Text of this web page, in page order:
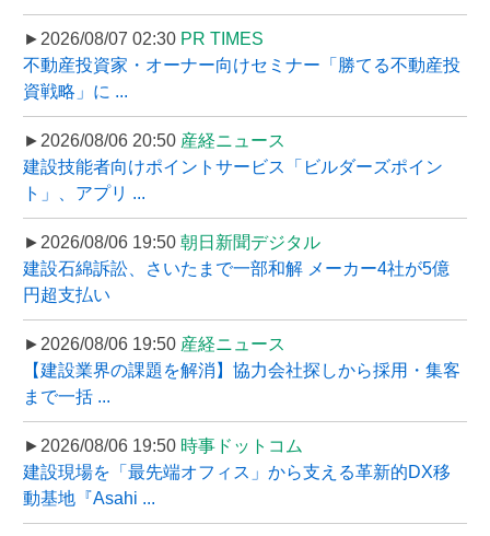
►2026/08/07 02:30 PR TIMES
不動産投資家・オーナー向けセミナー「勝てる不動産投
資戦略」に ...
►2026/08/06 20:50 産経ニュース
建設技能者向けポイントサービス「ビルダーズポイン
ト」、アプリ ...
►2026/08/06 19:50 朝日新聞デジタル
建設石綿訴訟、さいたまで一部和解 メーカー4社が5億
円超支払い
►2026/08/06 19:50 産経ニュース
【建設業界の課題を解消】協力会社探しから採用・集客
まで一括 ...
►2026/08/06 19:50 時事ドットコム
建設現場を「最先端オフィス」から支える革新的DX移
動基地『Asahi ...